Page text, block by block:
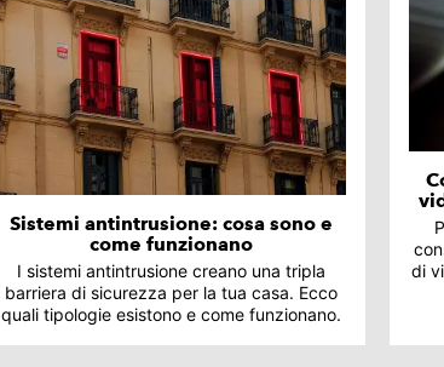
di
Sistemi antintrusione: cosa sono e
come funzionano
I sistemi antintrusione creano una tripla
barriera di sicurezza per la tua casa. Ecco
quali tipologie esistono e come funzionano.